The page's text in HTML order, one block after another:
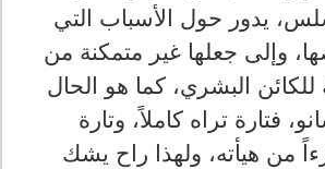
سلس، يدور حول الأسباب التي
وإلى جعلها غير متمكنة من
للكائن البشري، كما هو الحال
فتارة تراه كاملاً، وتارة
من هيأته، ولهذا راح يشك